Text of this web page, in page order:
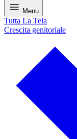
Menu
Tutta La Tela
Crescita genitoriale